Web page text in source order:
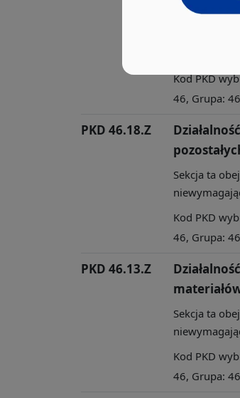
Kod PKD
46, Grupa:
PKD 46.18.Z
Sekcja ta
Kod PKD
46, Grupa:
PKD 46.13.Z
Sekcja ta
Kod PKD
46, Grupa: